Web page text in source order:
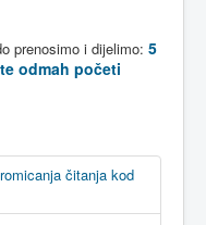
prenosimo i dijelimo: 5
odmah početi
čitanja kod